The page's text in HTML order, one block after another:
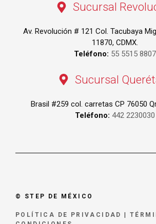
Sucursal
Av. Revolución # 121 Col. Tacubaya
11870, CDMX.
Teléfono: 55 5515 8807
Sucursal
Brasil #259 col. carretas CP 76050
Teléfono: 442 2230030
© STEP DE MÉXICO
POLÍTICA DE PRIVACIDAD |